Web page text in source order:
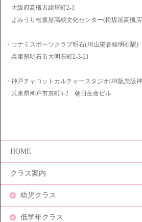
大阪府高槻市紺屋町2-1
よみうり松坂屋高槻文化センター(松坂屋高槻
・コナミスポーツクラブ明石(JR山陽各線明石駅)
兵庫県明石市大明石町2-3-21
・神戸チャコットカルチャースタジオ(JR阪急阪
兵庫県神戸市京町5-2 朝日生命ビル
HOME
クラス案内
幼児クラス
低学年クラス